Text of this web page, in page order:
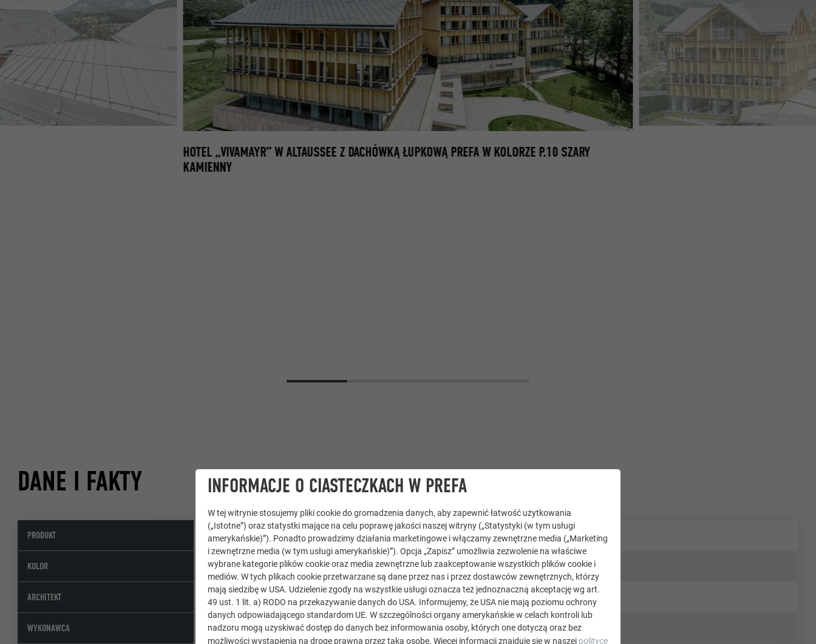
HOTEL „VIVAMAYR” W ALTAUSSEE Z DACHÓWKĄ ŁUPKOWĄ PREFA W KOLORZE P.10 SZARY
KAMIENNY
DANE I FAKTY
PRODUKT Dachówka łupkowa,System dachowy PREFALZ
KOLOR 43 P.10 szary kamienny
ARCHITEKT Hohensinn Architektur ZT GmbH
WYKONAWCA Dachdeckerei/Spenglerei Goran Tadic GmbH
INFORMACJE O CIASTECZKACH W PREFA
W tej witrynie stosujemy pliki cookie do gromadzenia danych, aby zapewnić łatwość użytkowania
(„Istotne”) oraz statystki mające na celu poprawę jakości naszej witryny („Statystyki (w tym usługi
amerykańskie)”). Ponadto prowadzimy działania marketingowe i włączamy zewnętrzne media („Marketing
i zewnętrzne media (w tym usługi amerykańskie)”). Opcja „Zapisz” umożliwia zezwolenie na właściwe
wybrane kategorie plików cookie oraz media zewnętrzne lub zaakceptowanie wszystkich plików cookie i
mediów. W tych plikach cookie przetwarzane są dane przez nas i przez dostawców zewnętrznych, którzy
mają siedzibę w USA. Udzielenie zgody na wszystkie usługi oznacza też jednoznaczną akceptację wg art.
49 ust. 1 lit. a) RODO na przekazywanie danych do USA. Informujemy, że USA nie mają poziomu ochrony
danych odpowiadającego standardom UE. W szczególności organy amerykańskie w celach kontroli lub
nadzoru mogą uzyskiwać dostęp do danych bez informowania osoby, których one dotyczą oraz bez
możliwości wystąpienia na drogę prawną przez taką osobę. Więcej informacji znajduje się w naszej polityce